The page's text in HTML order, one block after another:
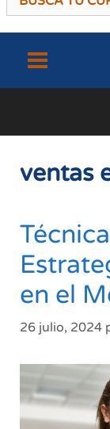
contenido
ventas
en el
26 julio, 2024